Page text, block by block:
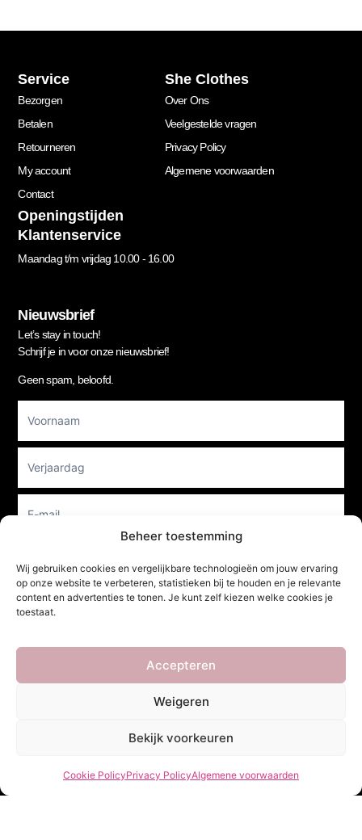
Beheer toestemming
Wij gebruiken cookies en vergelijkbare technologieën om jouw ervaring
op onze website te verbeteren, statistieken bij te houden en je relevante
content en advertenties te tonen. Je kunt zelf kiezen welke cookies je
toestaat.
Accepteren
Weigeren
Bekijk voorkeuren
Cookie PolicyPrivacy PolicyAlgemene voorwaarden
Service
Bezorgen
Betalen
Retourneren
My account
Contact
She Clothes
Over Ons
Veelgestelde vragen
Privacy Policy
Algemene voorwaarden
Openingstijden
Klantenservice
Maandag t/m vrijdag 10.00 - 16.00
Nieuwsbrief
Let’s stay in touch!
Schrijf je in voor onze nieuwsbrief!
Geen spam, beloofd.
Newsletter
Verzenden